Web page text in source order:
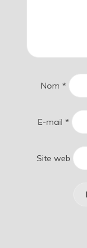
Nom *
E-mail *
Site web